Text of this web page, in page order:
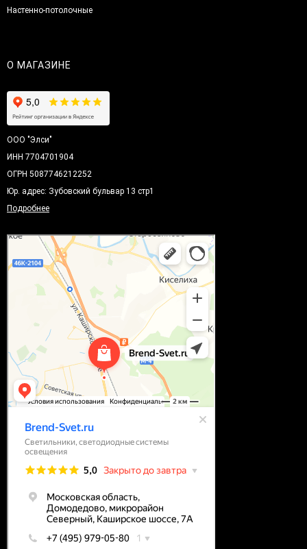
Настенно-потолочные
О МАГАЗИНЕ
ООО "Элси"
ИНН 7704701904
ОГРН 5087746212252
Юр. адрес: Зубовский бульвар 13 стр1
Подробнее